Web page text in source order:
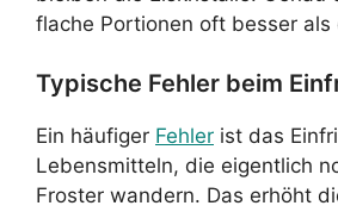
flache Portionen oft besser als
Typische Fehler beim
Ein häufiger Fehler ist das
Lebensmitteln, die eigentlich
Froster wandern. Das erhöht